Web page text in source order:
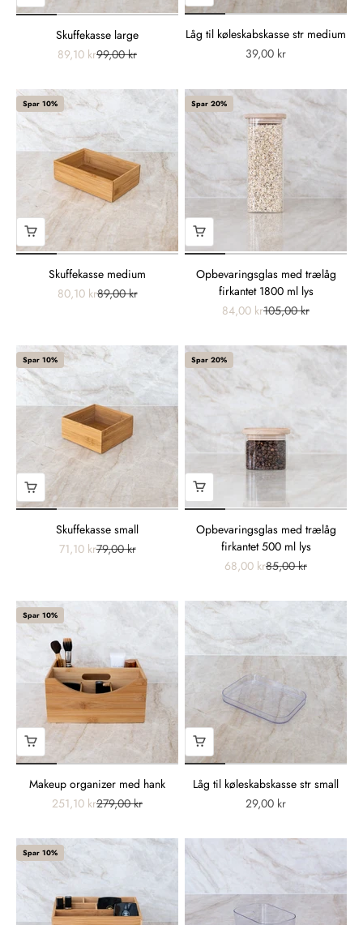
Skuffekasse large
89,10 kr99,00 kr
Låg til køleskabskasse str medium
39,00 kr
Spar 10%
Skuffekasse medium
80,10 kr89,00 kr
Spar 20%
Opbevaringsglas med trælåg
firkantet 1800 ml lys
84,00 kr105,00 kr
Spar 10%
Skuffekasse small
71,10 kr79,00 kr
Spar 20%
Opbevaringsglas med trælåg
firkantet 500 ml lys
68,00 kr85,00 kr
Spar 10%
Makeup organizer med hank
251,10 kr279,00 kr
Låg til køleskabskasse str small
29,00 kr
Spar 10%